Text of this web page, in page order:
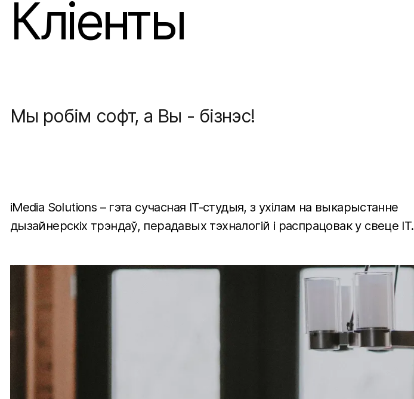
Кліенты
Мы робім софт, а Вы - бізнэс!
iMedia Solutions – гэта сучасная IT-студыя, з ухілам на выкарыстанне
дызайнерскіх трэндаў, перадавых тэхналогій і распрацовак у свеце IT.